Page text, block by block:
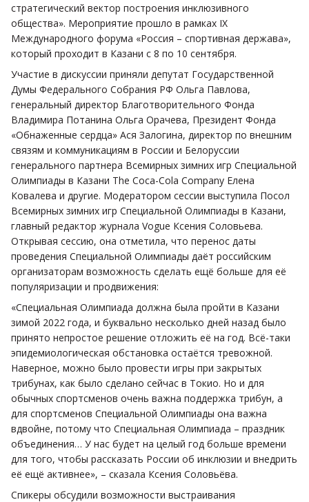
стратегический вектор построения инклюзивного
общества». Мероприятие прошло в рамках IX
Международного форума «Россия – спортивная держава»,
который проходит в Казани с 8 по 10 сентября.
Участие в дискуссии приняли депутат Государственной
Думы Федерального Собрания РФ Ольга Павлова,
генеральный директор Благотворительного Фонда
Владимира Потанина Ольга Орачева, Президент Фонда
«Обнаженные сердца» Ася Залогина, директор по внешним
связям и коммуникациям в России и Белоруссии
генерального партнера Всемирных зимних игр Специальной
Олимпиады в Казани The Coca-Cola Company Елена
Ковалева и другие. Модератором сессии выступила Посол
Всемирных зимних игр Специальной Олимпиады в Казани,
главный редактор журнала Vogue Ксения Соловьева.
Открывая сессию, она отметила, что перенос даты
проведения Специальной Олимпиады даёт российским
организаторам возможность сделать ещё больше для её
популяризации и продвижения:
«Специальная Олимпиада должна была пройти в Казани
зимой 2022 года, и буквально несколько дней назад было
принято непростое решение отложить её на год. Всё-таки
эпидемиологическая обстановка остаётся тревожной.
Наверное, можно было провести игры при закрытых
трибунах, как было сделано сейчас в Токио. Но и для
обычных спортсменов очень важна поддержка трибун, а
для спортсменов Специальной Олимпиады она важна
вдвойне, потому что Специальная Олимпиада – праздник
объединения… У нас будет на целый год больше времени
для того, чтобы рассказать России об инклюзии и внедрить
её ещё активнее», – сказала Ксения Соловьёва.
Спикеры обсудили возможности выстраивания